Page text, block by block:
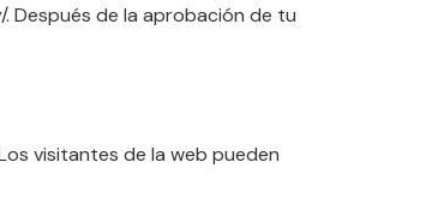
Después de la aprobación de tu
visitantes de la web pueden